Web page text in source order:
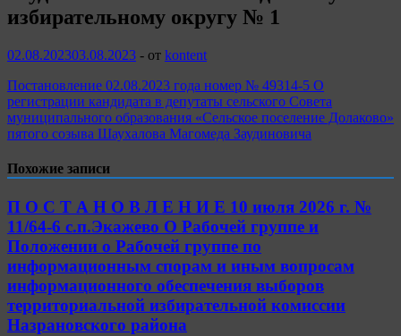
избирательному округу № 1
02.08.202303.08.2023 - от kontent
Постановление 02.08.2023 года номер № 49314-5 О
регистрации кандидата в депутаты сельского Совета
муниципального образования «Сельское поселение Долаково»
пятого созыва Шаухалова Магомеда Заудиновича
Похожие записи
П О С Т А Н О В Л Е Н И Е 10 июля 2026 г. №
11/64-6 с.п.Экажево О Рабочей группе и
Положении о Рабочей группе по
информационным спорам и иным вопросам
информационного обеспечения выборов
территориальной избирательной комиссии
Назрановского района